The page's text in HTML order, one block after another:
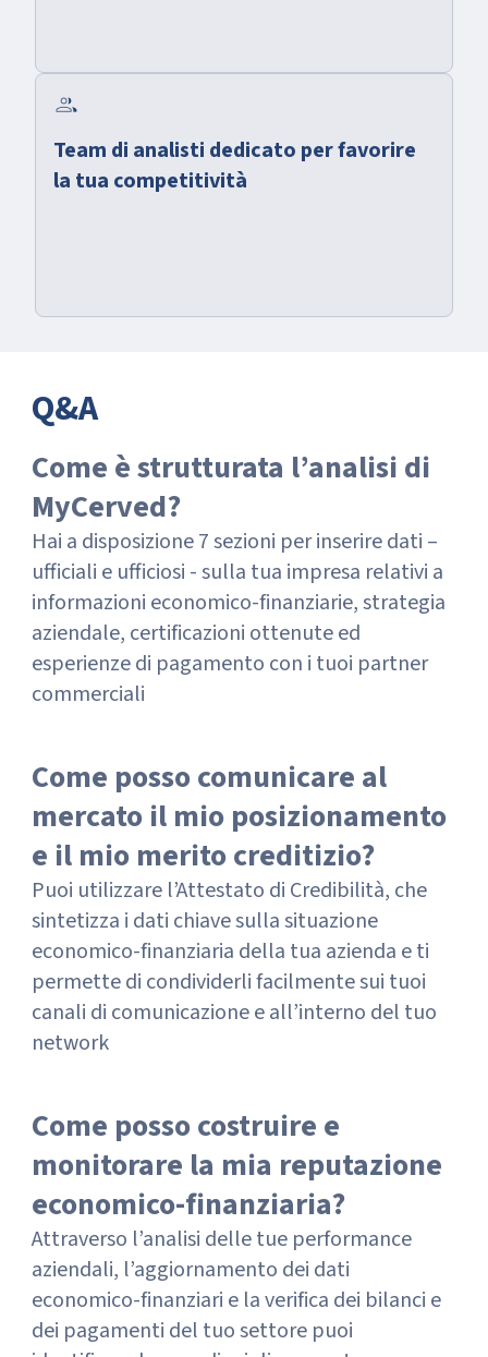
group
Team di analisti dedicato per favorire
la tua competitività
Q&A
Come è strutturata l’analisi di
MyCerved?
Hai a disposizione 7 sezioni per inserire dati –
ufficiali e ufficiosi - sulla tua impresa relativi a
informazioni economico-finanziarie, strategia
aziendale, certificazioni ottenute ed
esperienze di pagamento con i tuoi partner
commerciali
Come posso comunicare al
mercato il mio posizionamento
e il mio merito creditizio?
Puoi utilizzare l’Attestato di Credibilità, che
sintetizza i dati chiave sulla situazione
economico-finanziaria della tua azienda e ti
permette di condividerli facilmente sui tuoi
canali di comunicazione e all’interno del tuo
network
Come posso costruire e
monitorare la mia reputazione
economico-finanziaria?
Attraverso l’analisi delle tue performance
aziendali, l’aggiornamento dei dati
economico-finanziari e la verifica dei bilanci e
dei pagamenti del tuo settore puoi